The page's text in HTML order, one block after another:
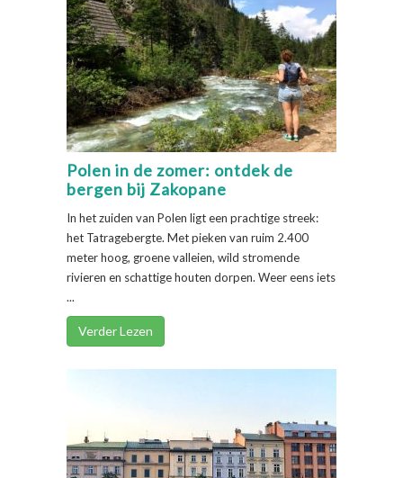
Polen in de zomer: ontdek de
bergen bij Zakopane
In het zuiden van Polen ligt een prachtige streek:
het Tatragebergte. Met pieken van ruim 2.400
meter hoog, groene valleien, wild stromende
rivieren en schattige houten dorpen. Weer eens iets
...
Verder Lezen